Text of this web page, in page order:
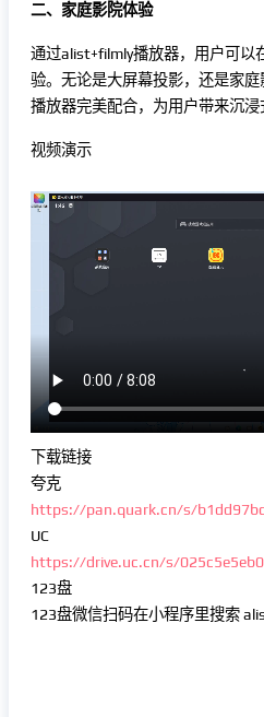
二、家庭影院体验
通过alist+filmly播放器，用户可以
验。无论是大屏幕投影，还是家
播放器完美配合，为用户带来沉浸
视频演示
下载链接
夸克
https://pan.quark.cn/s/
UC
https://drive.uc.cn/s/
123盘
123盘微信扫码在小程序里搜索